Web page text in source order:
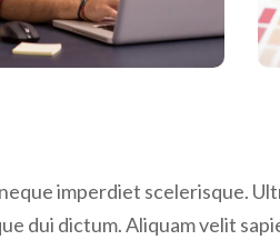
imperdiet scelerisque.
dui dictum. Aliquam velit